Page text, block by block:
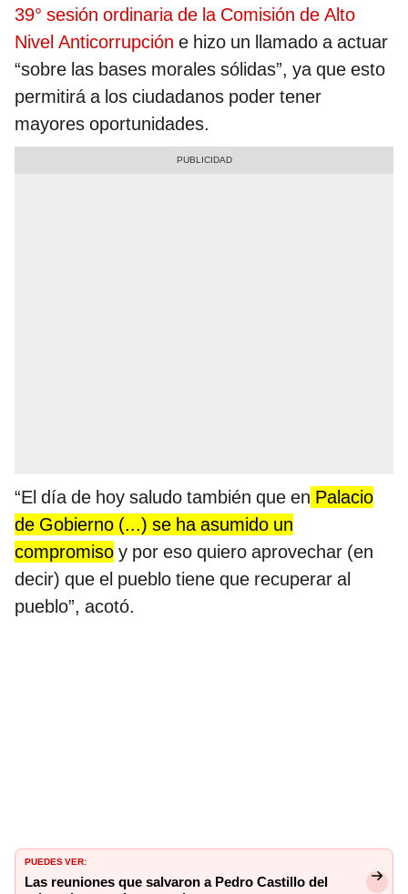
39° sesión ordinaria de la Comisión de Alto
Nivel Anticorrupción e hizo un llamado a actuar
“sobre las bases morales sólidas”, ya que esto
permitirá a los ciudadanos poder tener
mayores oportunidades.
“El día de hoy saludo también que en Palacio
de Gobierno (...) se ha asumido un
compromiso y por eso quiero aprovechar (en
decir) que el pueblo tiene que recuperar al
pueblo”, acotó.
PUEDES VER:
Las reuniones que salvaron a Pedro Castillo del